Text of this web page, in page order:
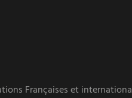
Françaises et